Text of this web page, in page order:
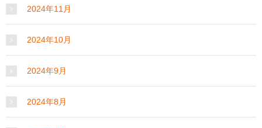
2024年11月
2024年10月
2024年9月
2024年8月